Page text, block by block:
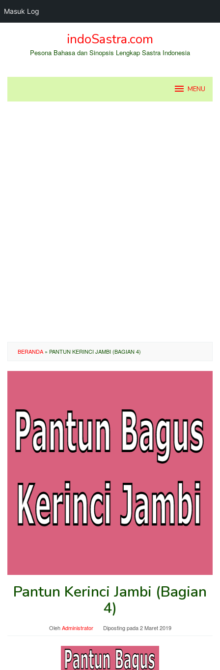
Masuk Log
indoSastra.com
Pesona Bahasa dan Sinopsis Lengkap Sastra Indonesia
MENU
BERANDA » PANTUN KERINCI JAMBI (BAGIAN 4)
Pantun Kerinci Jambi (Bagian
4)
OlehAdministrator Diposting pada2 Maret 2019